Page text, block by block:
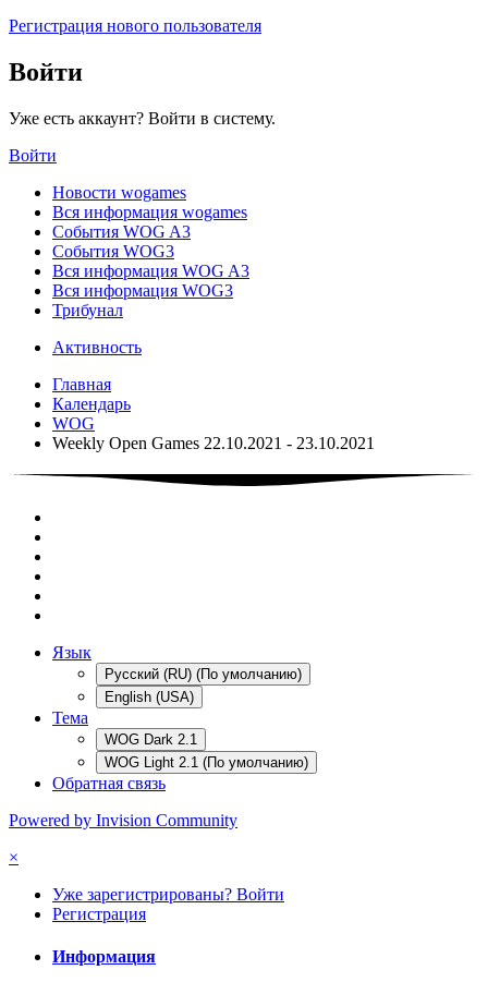
Регистрация нового пользователя
Войти
Уже есть аккаунт? Войти в систему.
Войти
Новости wogames
Вся информация wogames
События WOG A3
События WOG3
Вся информация WOG A3
Вся информация WOG3
Трибунал
Активность
Главная
Календарь
WOG
Weekly Open Games 22.10.2021 - 23.10.2021
Язык
Русский (RU) (По умолчанию)
English (USA)
Тема
WOG Dark 2.1
WOG Light 2.1 (По умолчанию)
Обратная связь
Powered by Invision Community
×
Уже зарегистрированы? Войти
Регистрация
Информация